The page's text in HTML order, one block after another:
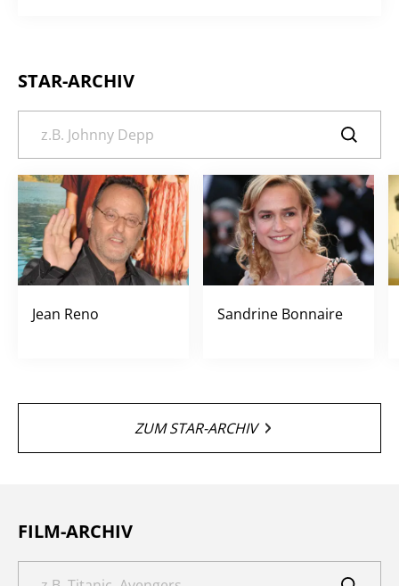
STAR-ARCHIV
Jean Reno Sandrine Bonnaire
ZUM STAR-ARCHIV
FILM-ARCHIV